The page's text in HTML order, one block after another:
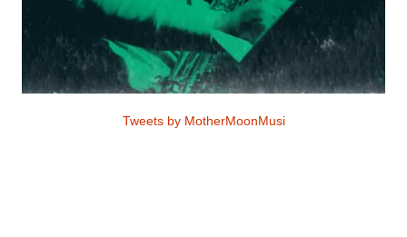
Tweets by MotherMoonMusi